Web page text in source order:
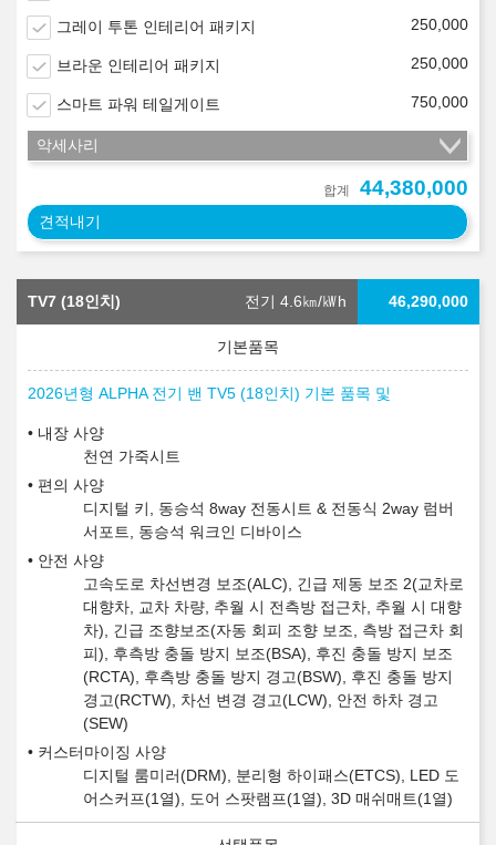
그레이 투톤 인테리어 패키지 250,000
브라운 인테리어 패키지 250,000
스마트 파워 테일게이트 750,000
악세사리
합계 44,380,000
견적내기
TV7 (18인치) 전기 4.6㎞/㎾h 46,290,000
2026년형 ALPHA 전기 밴 TV5 (18인치) 기본 품목 및
내장 사양
천연 가죽시트
편의 사양
디지털 키, 동승석 8way 전동시트 & 전동식 2way 럼버
서포트, 동승석 워크인 디바이스
안전 사양
고속도로 차선변경 보조(ALC), 긴급 제동 보조 2(교차로
대향차, 교차 차량, 추월 시 전측방 접근차, 추월 시 대향
차), 긴급 조향보조(자동 회피 조향 보조, 측방 접근차 회
피), 후측방 충돌 방지 보조(BSA), 후진 충돌 방지 보조
(RCTA), 후측방 충돌 방지 경고(BSW), 후진 충돌 방지
경고(RCTW), 차선 변경 경고(LCW), 안전 하차 경고
(SEW)
커스터마이징 사양
디지털 룸미러(DRM), 분리형 하이패스(ETCS), LED 도
어스커프(1열), 도어 스팟램프(1열), 3D 매쉬매트(1열)